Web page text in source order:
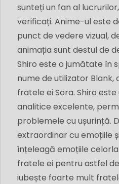
sunteți un fan al
verificați. Anime-ul este
punct de vedere vizual,
animația sunt destul de
Shiro este o jumătate în
nume de utilizator
fratele ei Sora. Shiro
analitice excelente,
problemele cu ușurință.
extraordinar cu emoțiile
înțeleagă emoțiile
fratele ei pentru astfel de
iubește foarte mult